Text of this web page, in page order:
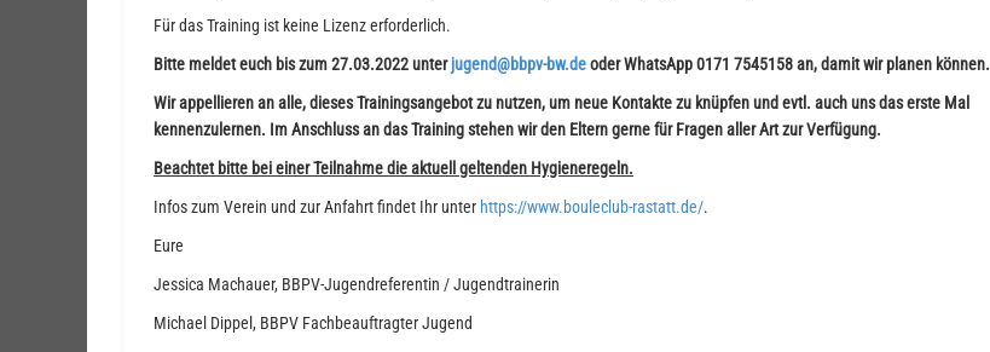
Für das Training ist keine Lizenz erforderlich.
Bitte meldet euch bis zum 27.03.2022 unterjugend@bbpv-bw.deoderWhatsApp 0171 7545158an, damit wir planen können.
Wir appellieren an alle, dieses Trainingsangebot zu nutzen, um neue Kontakte zu knüpfen und evtl. auch uns das erste Mal
kennenzulernen. Im Anschluss an das Training stehen wir den Eltern gerne für Fragen aller Art zur Verfügung.
Beachtet bitte bei einer Teilnahme die aktuell geltenden Hygieneregeln.
Infos zum Verein und zur Anfahrt findet Ihr unter https://www.bouleclub-rastatt.de/.
Eure
Jessica Machauer, BBPV-Jugendreferentin / Jugendtrainerin
Michael Dippel, BBPV Fachbeauftragter Jugend